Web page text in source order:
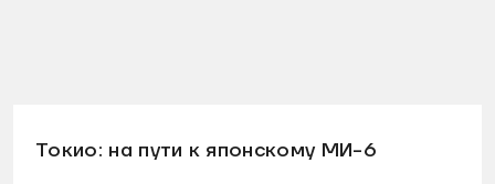
Токио: на пути к японскому МИ-6